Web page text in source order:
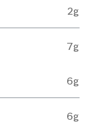
2g
7g
6g
6g